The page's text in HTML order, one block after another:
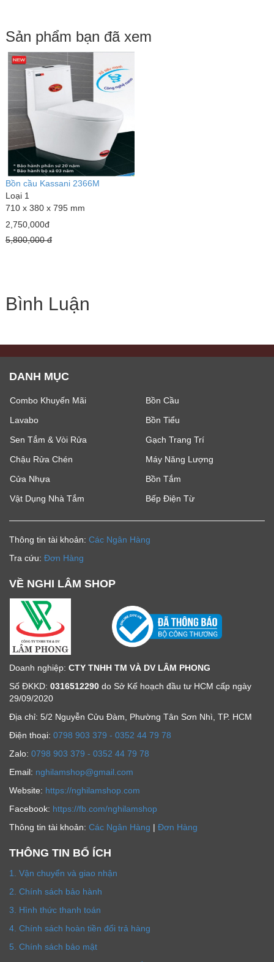
Sản phẩm bạn đã xem
Bồn cầu Kassani 2366M
Loại 1
710 x 380 x 795 mm
2,750,000đ
5,800,000 đ
Bình Luận
DANH MỤC
Combo Khuyến Mãi
Bồn Cầu
Lavabo
Bồn Tiểu
Sen Tắm & Vòi Rửa
Gạch Trang Trí
Chậu Rửa Chén
Máy Năng Lượng
Cửa Nhựa
Bồn Tắm
Vật Dụng Nhà Tắm
Bếp Điện Từ
Thông tin tài khoản: Các Ngân Hàng
Tra cứu: Đơn Hàng
VỀ NGHI LÂM SHOP
Doanh nghiệp: CTY TNHH TM VÀ DV LÂM PHONG
Số ĐKKD: 0316512290 do Sở Kế hoạch đầu tư HCM cấp ngày
29/09/2020
Địa chỉ: 5/2 Nguyễn Cửu Đàm, Phường Tân Sơn Nhì, TP. HCM
Ðiện thoại: 0798 903 379 - 0352 44 79 78
Zalo: 0798 903 379 - 0352 44 79 78
Email: nghilamshop@gmail.com
Website: https://nghilamshop.com
Facebook: https://fb.com/nghilamshop
Thông tin tài khoản: Các Ngân Hàng | Đơn Hàng
THÔNG TIN BỔ ÍCH
1. Vận chuyển và giao nhận
2. Chính sách bảo hành
3. Hình thức thanh toán
4. Chính sách hoàn tiền đổi trả hàng
5. Chính sách bảo mật